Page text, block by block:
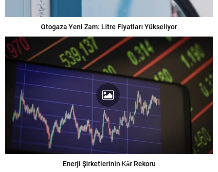
Otogaza Yeni Zam: Litre Fiyatları Yükseliyor
Enerji Şirketlerinin Kâr Rekoru